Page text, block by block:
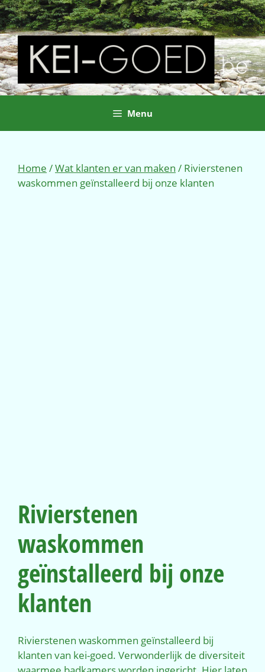
Ga
naar
de
inhoud
Menu
Home /Wat klanten er van maken / Rivierstenen
waskommen geïnstalleerd bij onze klanten
Rivierstenen
waskommen
geïnstalleerd bij onze
klanten
Rivierstenen waskommen geïnstalleerd bij
klanten van kei-goed. Verwonderlijk de diversiteit